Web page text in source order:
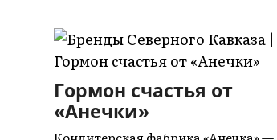
Гормон счастья от
«Анечки»